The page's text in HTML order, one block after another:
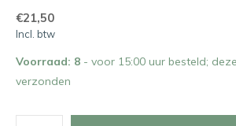
€21,50
Incl. btw
Voorraad: 8 - voor 15:00 uur besteld;
verzonden